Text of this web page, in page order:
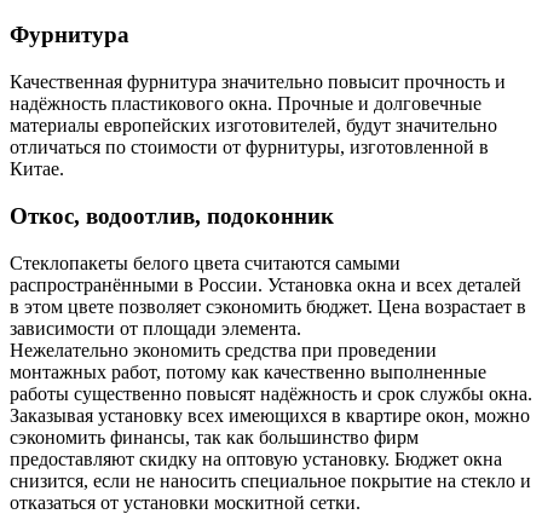
Фурнитура
Качественная фурнитура значительно повысит прочность и
надёжность пластикового окна. Прочные и долговечные
материалы европейских изготовителей, будут значительно
отличаться по стоимости от фурнитуры, изготовленной в
Китае.
Откос, водоотлив, подоконник
Стеклопакеты белого цвета считаются самыми
распространёнными в России. Установка окна и всех деталей
в этом цвете позволяет сэкономить бюджет. Цена возрастает в
зависимости от площади элемента.
Нежелательно экономить средства при проведении
монтажных работ, потому как качественно выполненные
работы существенно повысят надёжность и срок службы окна.
Заказывая установку всех имеющихся в квартире окон, можно
сэкономить финансы, так как большинство фирм
предоставляют скидку на оптовую установку. Бюджет окна
снизится, если не наносить специальное покрытие на стекло и
отказаться от установки москитной сетки.